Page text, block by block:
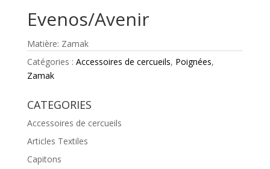
Evenos/Avenir
Matière: Zamak
Catégories : Accessoires de cercueils, Poignées,
Zamak
CATEGORIES
Accessoires de cercueils
Articles Textiles
Capitons